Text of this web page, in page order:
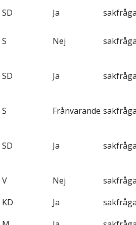
SD Ja
S Nej
SD Ja
S Frånvarande
SD Ja
V Nej
KD Ja